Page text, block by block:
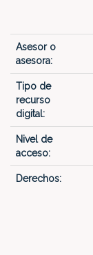
Asesor o
asesora:
Tipo de
recurso
digital:
Nivel de
acceso:
Derechos: